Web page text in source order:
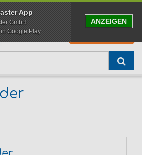
App
GmbH
Google Play
ANZEIGEN